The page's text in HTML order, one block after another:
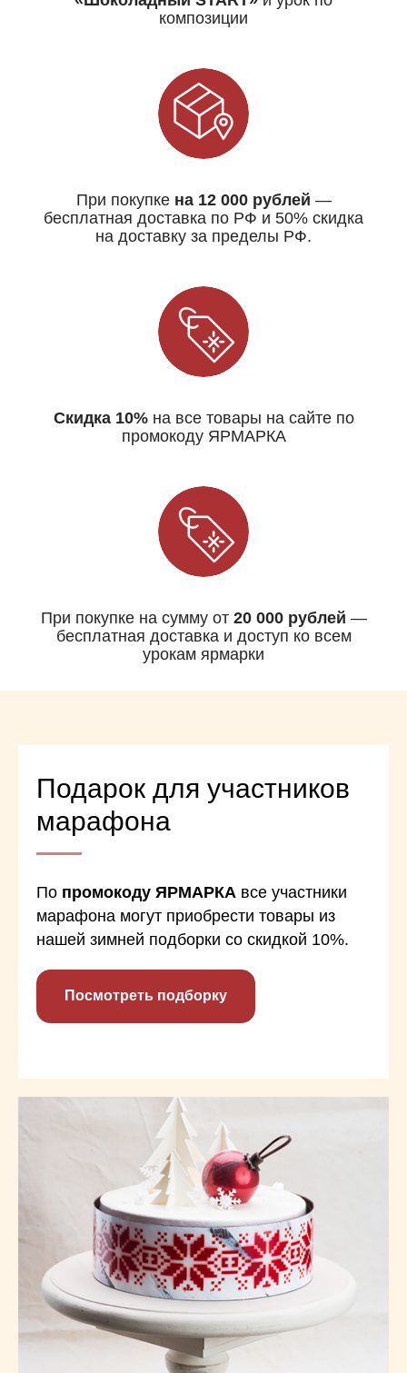
композиции
При покупкена 12 000 рублей —
бесплатная доставка по РФ и 50% скидка
на доставку за пределы РФ.
Скидка 10%на все товары на сайте по
промокоду ЯРМАРКА
При покупке на сумму от 20 000 рублей —
бесплатная доставка и доступ ко всем
урокам ярмарки
Подарок для участников
марафона
По промокоду ЯРМАРКА все участники
марафона могут приобрести товары из
нашей зимней подборки со скидкой 10%.
Посмотреть подборку